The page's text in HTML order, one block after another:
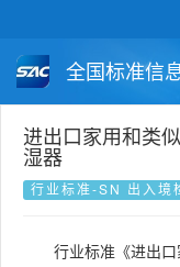
全国标准信
国家标准
团体标准
国外标准
进出口家用和类
湿器
行业标准-SN 出入境
行业标准《进出